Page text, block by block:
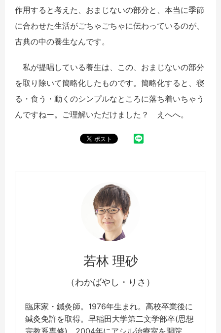
作用すると考えた、おまじないの部分と、本当に季節
に合わせた生活がごちゃごちゃに伝わっているのが、
古典の中の養生なんです。
私が提唱している養生は、この、おまじないの部分
を取り除いて簡略化したものです。簡略化すると、寝
る・食う・動くのシンプルなところに落ち着いちゃう
んですねー。ご理解いただけました？ えへへ。
若林 理砂
（わかばやし・りさ）
臨床家・鍼灸師。1976年生まれ。高校卒業後に
鍼灸免許を取得。早稲田大学第二文学部卒(思想
宗教系専修)。2004年にアシル治療室を開院。